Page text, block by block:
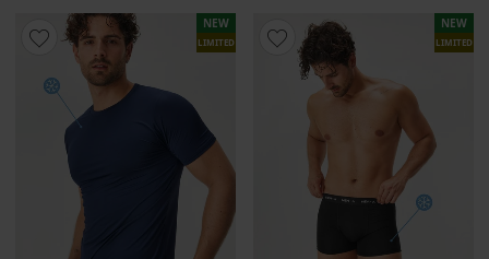
NEW
LIMITED
NEW
LIMITED